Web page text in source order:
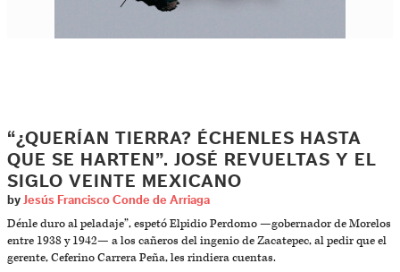
“¿QUERÍAN TIERRA? ÉCHENLES HASTA
QUE SE HARTEN”. JOSÉ REVUELTAS Y EL
SIGLO VEINTE MEXICANO
by Jesús Francisco Conde de Arriaga
Dénle duro al peladaje”, espetó Elpidio Perdomo ­—gobernador de Morelos
entre 1938 y 1942— a los cañeros del ingenio de Zacatepec, al pedir que el
gerente, Ceferino Carrera Peña, les rindiera cuentas.